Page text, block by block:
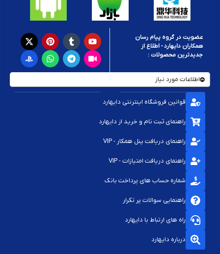
عضویت در گروه پیام رسان
همکاران دایهارد - اطلاع از
جدیدترین محصولات :
اطلاعات مورد نیاز
قوانین فروشگاه اینترنتی دایهارد
راهنمای ثبت نام و خرید از دایهارد
راهنمای دریافت پنل همکار - VIP
راهنمای دریافت امتیازات - VIP
شماره حساب های پرداخت بانک
راهنمایی سوالات پر تکرار
راه های ارتباط با دایهارد
درباره دایهارد